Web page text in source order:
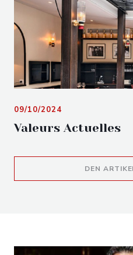
Valeurs Actuelles
09/10/2024
DEN